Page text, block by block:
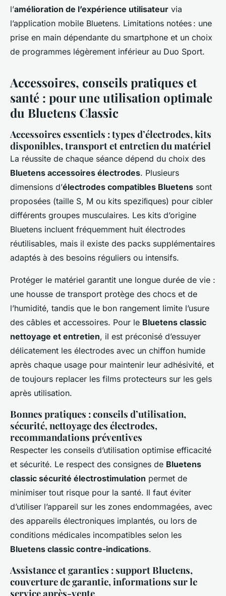
l’amélioration de l’expérience utilisateur via
l’application mobile Bluetens. Limitations notées : une
prise en main dépendante du smartphone et un choix
de programmes légèrement inférieur au Duo Sport.
Accessoires, conseils pratiques et
santé : pour une utilisation optimale
du Bluetens Classic
Accessoires essentiels : types d’électrodes, kits
disponibles, transport et entretien du matériel
La réussite de chaque séance dépend du choix des
Bluetens accessoires électrodes. Plusieurs
dimensions d’électrodes compatibles Bluetens sont
proposées (taille S, M ou kits speziﬁques) pour cibler
différents groupes musculaires. Les kits d’origine
Bluetens incluent fréquemment huit électrodes
réutilisables, mais il existe des packs supplémentaires
adaptés à des besoins réguliers ou intensifs.
Protéger le matériel garantit une longue durée de vie :
une housse de transport protège des chocs et de
l’humidité, tandis que le bon rangement limite l’usure
des câbles et accessoires. Pour le Bluetens classic
nettoyage et entretien, il est préconisé d’essuyer
délicatement les électrodes avec un chiffon humide
après chaque usage pour maintenir leur adhésivité, et
de toujours replacer les films protecteurs sur les gels
après utilisation.
Bonnes pratiques : conseils d’utilisation,
sécurité, nettoyage des électrodes,
recommandations préventives
Respecter les conseils d’utilisation optimise efficacité
et sécurité. Le respect des consignes de Bluetens
classic sécurité électrostimulation permet de
minimiser tout risque pour la santé. Il faut éviter
d’utiliser l’appareil sur les zones endommagées, avec
des appareils électroniques implantés, ou lors de
conditions médicales incompatibles selon les
Bluetens classic contre-indications.
Assistance et garanties : support Bluetens,
couverture de garantie, informations sur le
service après-vente